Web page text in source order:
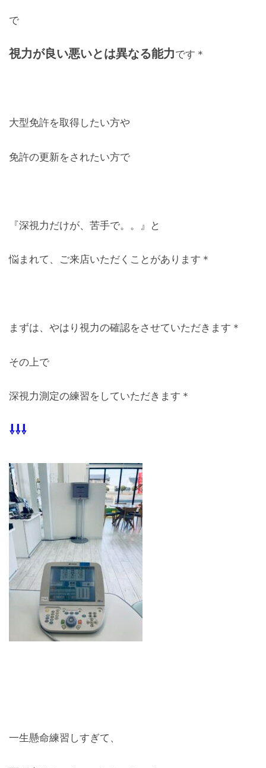
Hearing Aid
アクセス
CONTACT
で
視力が良い悪いとは異なる能力です＊
大型免許を取得したい方や
免許の更新をされたい方で
『深視力だけが、苦手で。。』と
悩まれて、ご来店いただくことがあります＊
まずは、やはり視力の確認をさせていただきます＊
その上で
深視力測定の練習をしていただきます＊
⇩⇩⇩
一生懸命練習しすぎて、